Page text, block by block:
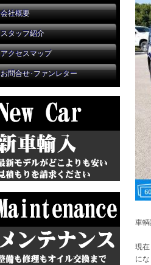
会社概要
スタッフ紹介
アクセスマップ
お問合せ･ファンレター
車
現
に